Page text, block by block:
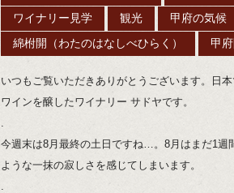
ワイナリー見学 観光 甲府の気候
綿柎開（わたのはなしべひらく） 甲
いつもご覧いただきありがとうございます。日
ワインを醸したワイナリー サドヤです。
.
今週末は8月最終の土日ですね…。8月はまだ1週
ような一抹の寂しさを感じてしまいます。
.